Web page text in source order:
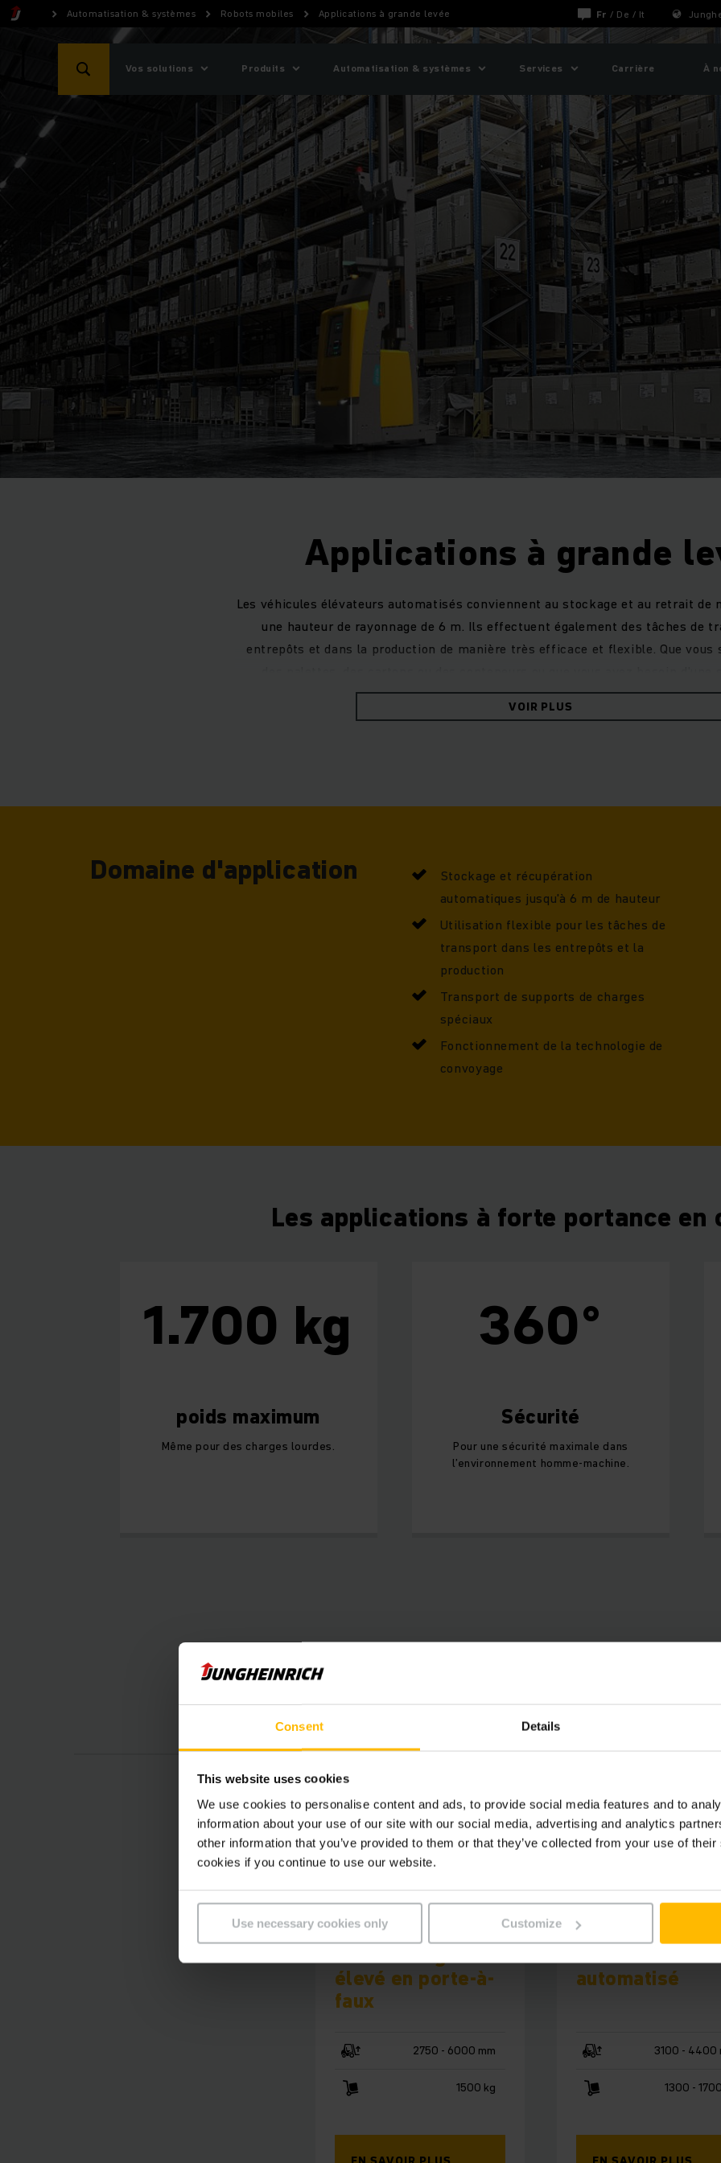
Consent Details
This website uses cookies
We use cookies to personalise content and ads, to provide social media features and to
information about your use of our site with our social media, advertising and analytics
other information that you’ve provided to them or that they’ve collected from your use of
cookies if you continue to use our website.
Use necessary cookies only Customize
Automatisation & systèmes Robots mobiles Applications à grande levée Fr / De / It
Vos solutions Produits Automatisation & systèmes Services Carrière À
Applications à grande
Les véhicules élévateurs automatisés conviennent au stockage et au retrait de
une hauteur de rayonnage de 6 m. Ils effectuent également des tâches de
entrepôts et dans la production de manière très efficace et flexible. Que vous
supports de charges spéciaux, nos robots mobiles vous assisteront et sont
jusqu'à 1 700 kg de poids.
des chariots à contrepoids ou des chariots élévateurs manuels, les robots
peuvent désormais assumer ces tâches.
VOIR PLUS
Domaine d'application
Stockage et récupération
automatiques jusqu'à 6 m de hauteur
Utilisation flexible pour les tâches de
transport dans les entrepôts et la
production
Transport de supports de charges
spéciaux
Fonctionnement de la technologie de
convoyage
Les applications à forte portance en
1.700 kg
poids maximum
Même pour des charges lourdes.
360°
Sécurité
Pour une sécurité maximale dans
l’environnement homme-machine.
EKS 215a
AGV à levage
élevé en porte-à-
faux
2750 - 6000 mm
1500 kg
ERC 213a/ 217a
Gerbeur
automatisé
3100 - 4400
1300 -